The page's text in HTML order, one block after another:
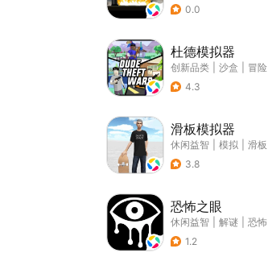
0.0
杜德模拟器
创新品类 沙盒 冒险
4.3
滑板模拟器
休闲益智 模拟 滑板
3.8
恐怖之眼
休闲益智 解谜 恐怖
1.2